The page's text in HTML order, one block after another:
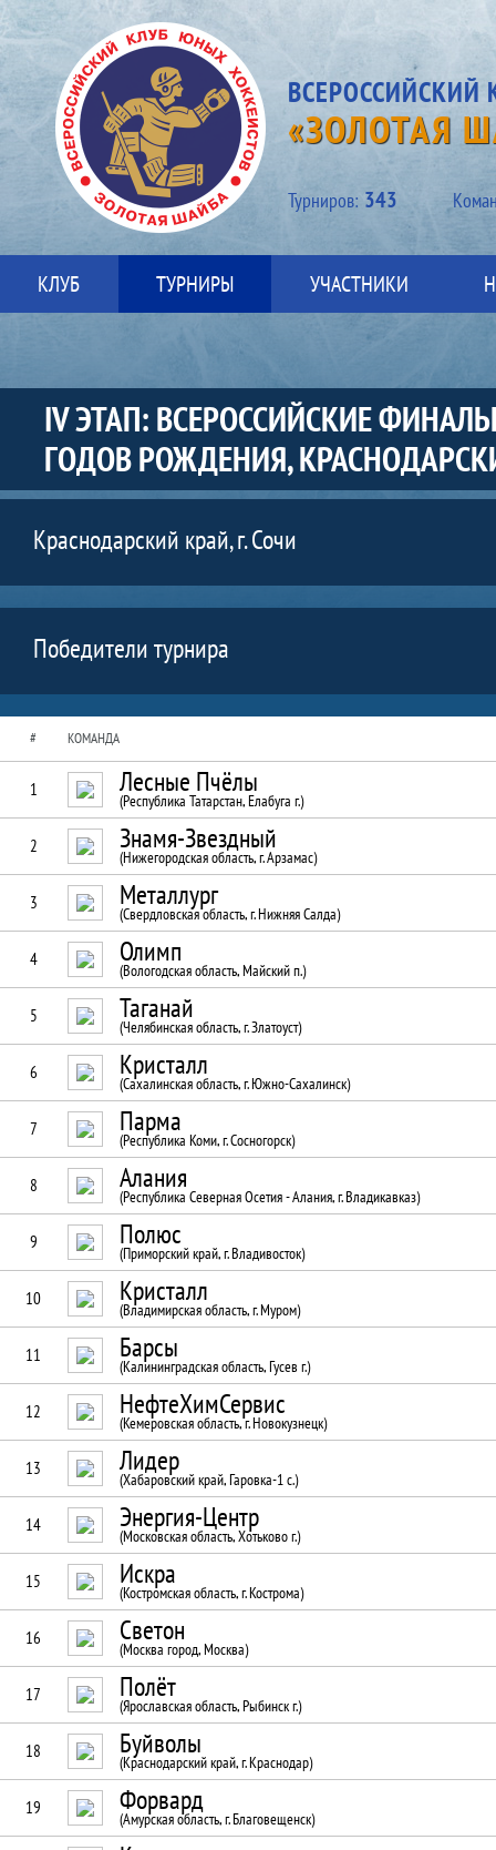
«ЗОЛОТАЯ
Турниров: 343
КЛУБ ТУРНИРЫ УЧАСТНИКИ
IV ЭТАП: ВСЕРОССИЙСКИЕ
ГОДОВ РОЖДЕНИЯ,
Краснодарский край, г. Сочи
Победители турнира
# КОМАНДА
1 Лесные Пчёлы
(Республика Татарстан, Елабуга г.)
2 Знамя-Звездный
(Нижегородская область, г. Арзамас)
3 Металлург
(Свердловская область, г. Нижняя Салда)
4 Олимп
(Вологодская область, Майский п.)
5 Таганай
(Челябинская область, г. Златоуст)
6 Кристалл
(Сахалинская область, г. Южно-Сахалинск)
7 Парма
(Республика Коми, г. Сосногорск)
8 Алания
(Республика Северная Осетия - Алания, г. Владикавказ)
9 Полюс
(Приморский край, г. Владивосток)
10 Кристалл
(Владимирская область, г. Муром)
11 Барсы
(Калининградская область, Гусев г.)
12 НефтеХимСервис
(Кемеровская область, г. Новокузнецк)
13 Лидер
(Хабаровский край, Гаровка-1 с.)
14 Энергия-Центр
(Московская область, Хотьково г.)
15 Искра
(Костромская область, г. Кострома)
16 Светон
(Москва город, Москва)
17 Полёт
(Ярославская область, Рыбинск г.)
18 Буйволы
(Краснодарский край, г. Краснодар)
19 Форвард
(Амурская область, г. Благовещенск)